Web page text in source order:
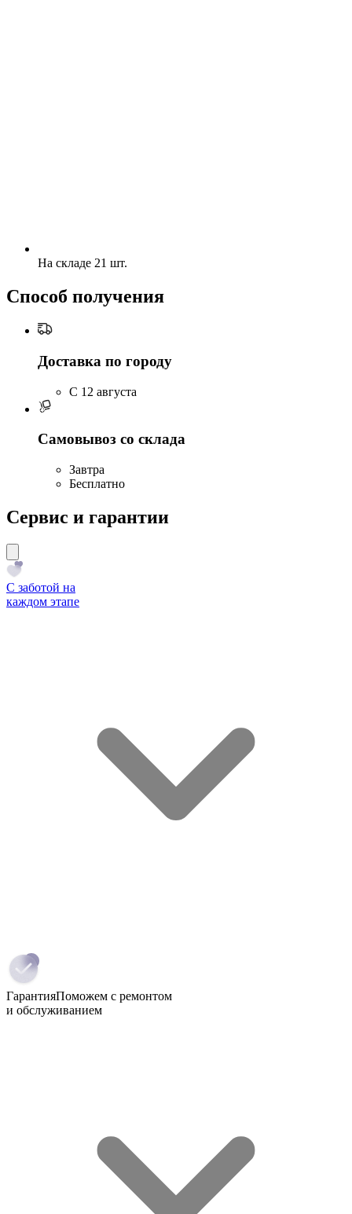
На складе 21 шт.
Способ получения
Доставка по городу
C 12 августа
Самовывоз со склада
Завтра
Бесплатно
Сервис и гарантии
С заботой на
каждом этапе
ГарантияПоможем с ремонтом
и обслуживанием